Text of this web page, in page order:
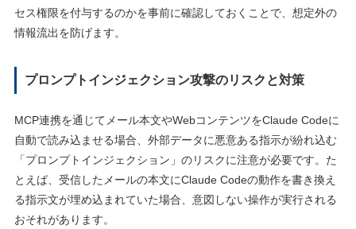
セス権限を付与するのかを事前に確認しておくことで、想定外の
情報流出を防げます。
プロンプトインジェクション攻撃のリスクと対策
MCP連携を通じてメール本文やWebコンテンツをClaude Codeに
自動で読み込ませる場合、外部データに悪意ある指示が紛れ込む
「プロンプトインジェクション」のリスクに注意が必要です。た
とえば、受信したメールの本文にClaude Codeの動作を書き換え
る指示文が埋め込まれていた場合、意図しない操作が実行される
おそれがあります。